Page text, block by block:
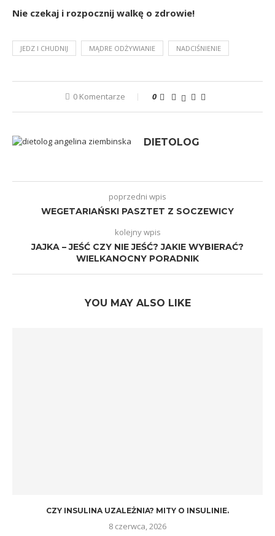
Nie czekaj i rozpocznij walkę o zdrowie!
JEDZ I CHUDNIJ MĄDRE ODŻYWIANIE NADCIŚNIENIE
0 Komentarze 0
DIETOLOG
poprzedni wpis
WEGETARIAŃSKI PASZTET Z SOCZEWICY
kolejny wpis
JAJKA – JEŚĆ CZY NIE JEŚĆ? JAKIE WYBIERAĆ?
WIELKANOCNY PORADNIK
YOU MAY ALSO LIKE
CZY INSULINA UZALEŻNIA? MITY O INSULINIE.
8 czerwca, 2026